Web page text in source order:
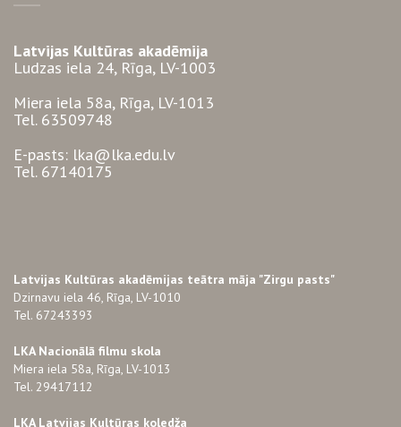
Latvijas Kultūras akadēmija
Ludzas iela 24, Rīga, LV-1003
Miera iela 58a, Rīga, LV-1013
Tel. 63509748
E-pasts: lka@lka.edu.lv
Tel. 67140175
Latvijas Kultūras akadēmijas teātra māja "Zirgu pasts"
Dzirnavu iela 46, Rīga, LV-1010
Tel. 67243393
LKA Nacionālā filmu skola
Miera iela 58a, Rīga, LV-1013
Tel. 29417112
LKA Latvijas Kultūras koledža